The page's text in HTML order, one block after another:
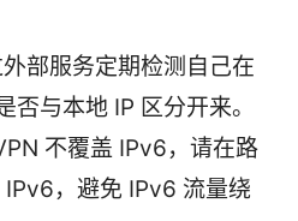
部服务定期检测自己在
否与本地 IP 区分开来。
不覆盖 IPv6，请在路
，避免 IPv6 流量绕